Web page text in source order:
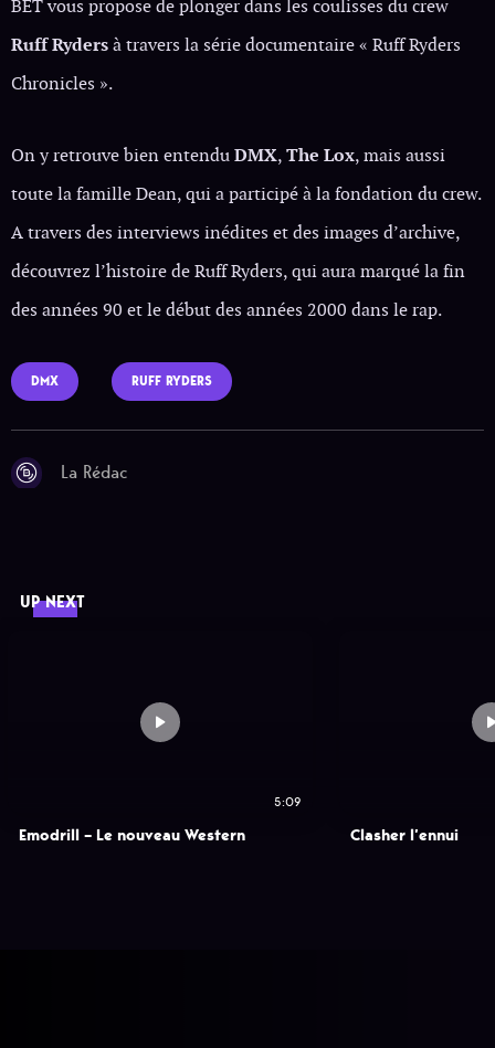
BET vous propose de plonger dans les coulisses du crew
Ruff Rydersà travers la série documentaire « Ruff Ryders
Chronicles ».
On y retrouve bien entenduDMX,The Lox, mais aussi
toute la famille Dean, qui a participé à la fondation du crew.
A travers des interviews inédites et des images d’archive,
découvrez l’histoire de Ruff Ryders, qui aura marqué la fin
des années 90 et le début des années 2000 dans le rap.
DMX RUFF RYDERS
La Rédac
UP NEXT
5:09
Emodrill – Le nouveau Western Clasher l’ennui